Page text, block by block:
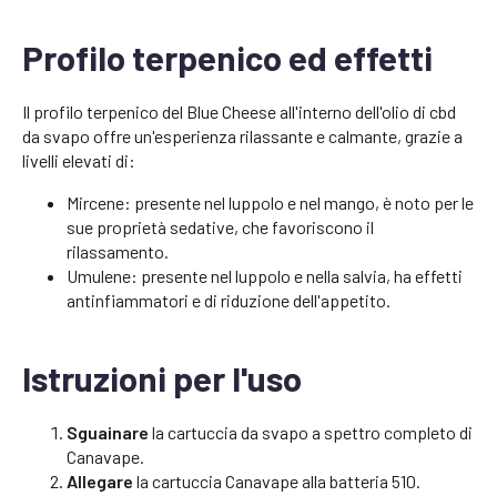
Profilo terpenico ed effetti
Il profilo terpenico del Blue Cheese all'interno dell'olio di cbd
da svapo offre un'esperienza rilassante e calmante, grazie a
livelli elevati di:
Mircene: presente nel luppolo e nel mango, è noto per le
sue proprietà sedative, che favoriscono il
rilassamento.
Umulene: presente nel luppolo e nella salvia, ha effetti
antinfiammatori e di riduzione dell'appetito.
Istruzioni per l'uso
Sguainare la cartuccia da svapo a spettro completo di
Canavape.
Allegare la cartuccia Canavape alla batteria 510.